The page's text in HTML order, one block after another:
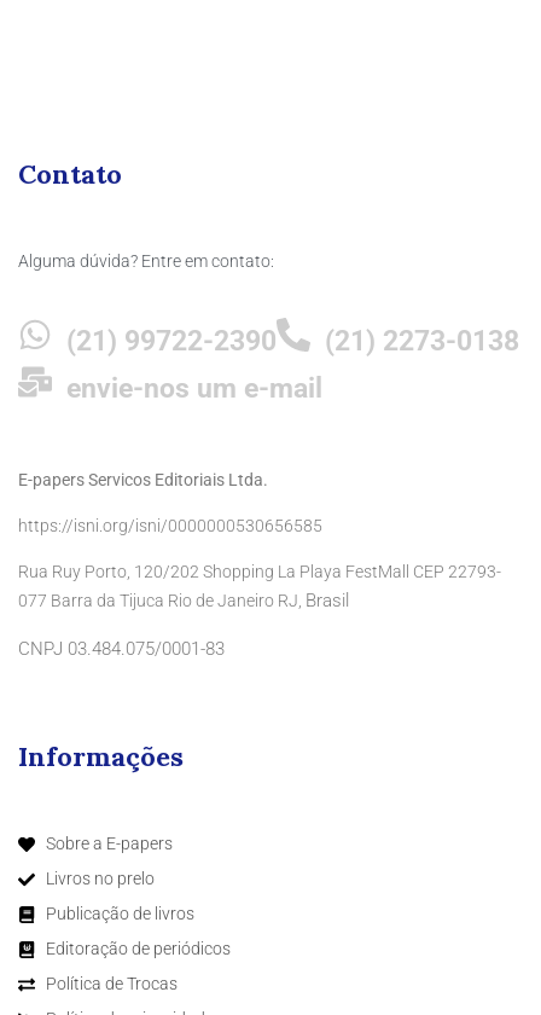
Contato
Alguma dúvida? Entre em contato:
(21) 99722-2390
(21) 2273-0138
envie-nos um e-mail
E-papers Servicos Editoriais Ltda.
https://isni.org/isni/0000000530656585
Rua Ruy Porto, 120/202 Shopping La Playa FestMall CEP 22793-
077 Barra da Tijuca Rio de Janeiro RJ, Brasil
CNPJ 03.484.075/0001-83
Informações
Sobre a E-papers
Livros no prelo
Publicação de livros
Editoração de periódicos
Política de Trocas